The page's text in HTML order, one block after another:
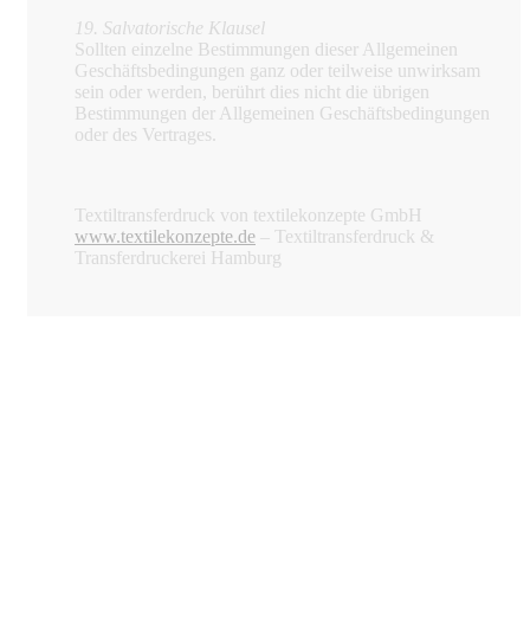
19. Salvatorische Klausel
Sollten einzelne Bestimmungen dieser Allgemeinen
Geschäftsbedingungen ganz oder teilweise unwirksam
sein oder werden, berührt dies nicht die übrigen
Bestimmungen der Allgemeinen Geschäftsbedingungen
oder des Vertrages.
Textiltransferdruck von textilekonzepte GmbH
www.textilekonzepte.de – Textiltransferdruck &
Transferdruckerei Hamburg